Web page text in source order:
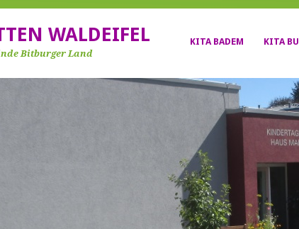
KITA BADEM KITA
WALDEIFEL
Bitburger Land